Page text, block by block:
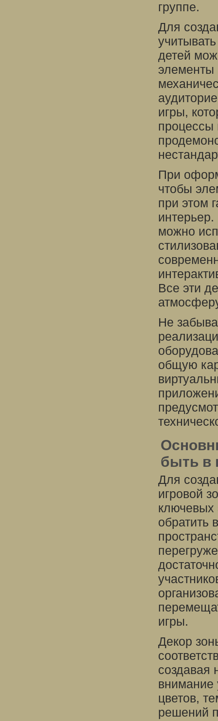
группе.
Для
детей
элементы
игры,
процессы
При
чтобы
при этом
можно
Все эти
Не
общую
быть в
Для
игровой
ключевых
обратить
игры.
Декор
создавая
внимание
цветов,
решений